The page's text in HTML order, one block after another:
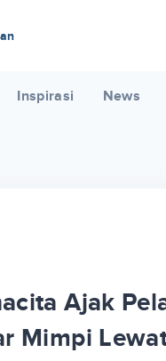
Inspirasi News
Ajak
Mimpi